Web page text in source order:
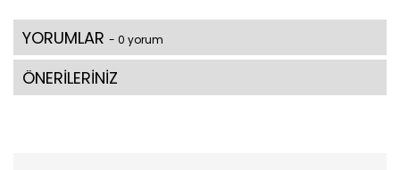
YORUMLAR - 0 yorum
ÖNERİLERİNİZ